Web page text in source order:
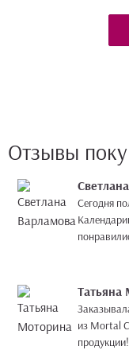
Отзывы
Сегодня
Татьяна
из Mortal